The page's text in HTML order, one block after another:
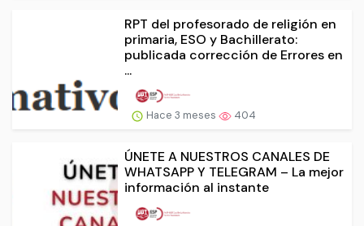
RPT del profesorado de religión en
primaria, ESO y Bachillerato:
publicada corrección de Errores en
...
Hace 3 meses 404
ÚNETE A NUESTROS CANALES DE
WHATSAPP Y TELEGRAM – La mejor
información al instante